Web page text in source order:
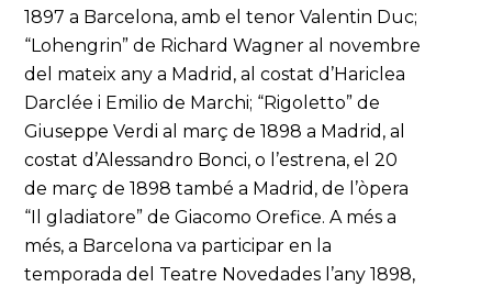
1897 a Barcelona, amb el tenor Valentin Duc;
“Lohengrin” de Richard Wagner al novembre
del mateix any a Madrid, al costat d’Hariclea
Darclée i Emilio de Marchi; “Rigoletto” de
Giuseppe Verdi al març de 1898 a Madrid, al
costat d’Alessandro Bonci, o l’estrena, el 20
de març de 1898 també a Madrid, de l’òpera
“Il gladiatore” de Giacomo Orefice. A més a
més, a Barcelona va participar en la
temporada del Teatre Novedades l’any 1898,